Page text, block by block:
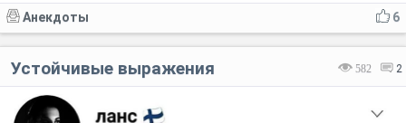
6
Анекдоты
582 2
Устойчивые выражения